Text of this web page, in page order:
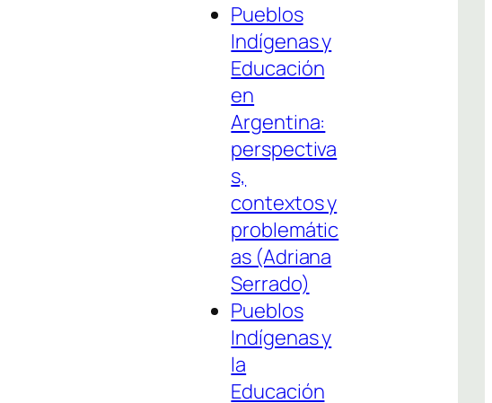
Pueblos
Indígenas y
Educación
en
Argentina:
perspectiva
s,
contextos y
problemátic
as (Adriana
Serrado)
Pueblos
Indígenas y
la
Educación